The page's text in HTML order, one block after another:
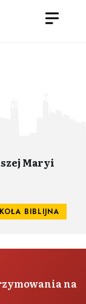
Maryi
BIBLIJNA
na